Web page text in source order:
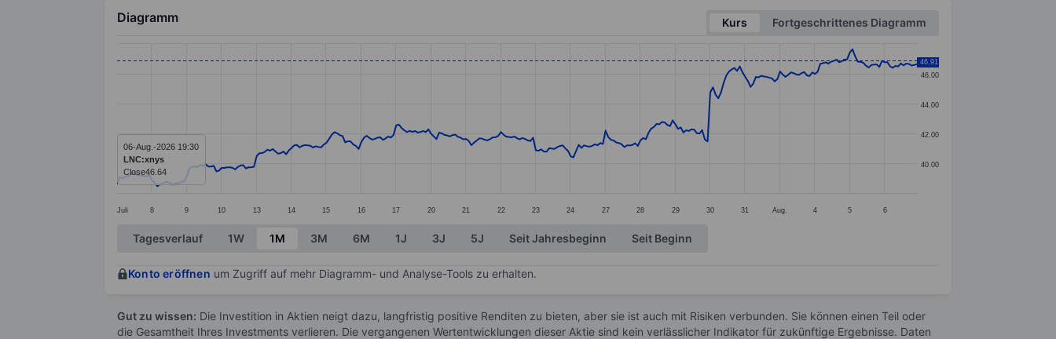
Diagramm Kurs
Fortgeschrittenes Diagramm
The chart has 1 Y axis displaying values. Data ranges from 38.46 to 47.64.
Juli 8 9 10 13 14 15 16 17 20 21 22 23 24 27 28 29 30 31 Aug. 4 5 6
40.00
42.00
44.00
46.00
46.91
06-Aug.-2026 19:30
LNC:xnys
Close46.64
End of interactive chart.
Tagesverlauf 1W 1M 3M 6M 1J 3J 5J Seit Jahresbeginn Seit Beginn
Konto eröffnen um Zugriff auf mehr Diagramm- und Analyse-Tools zu erhalten.
Gut zu wissen: Die Investition in Aktien neigt dazu, langfristig positive Renditen zu bieten, aber sie ist auch mit Risiken verbunden. Sie können einen Teil oder
die Gesamtheit Ihres Investments verlieren. Die vergangenen Wertentwicklungen dieser Aktie sind kein verlässlicher Indikator für zukünftige Ergebnisse. Daten